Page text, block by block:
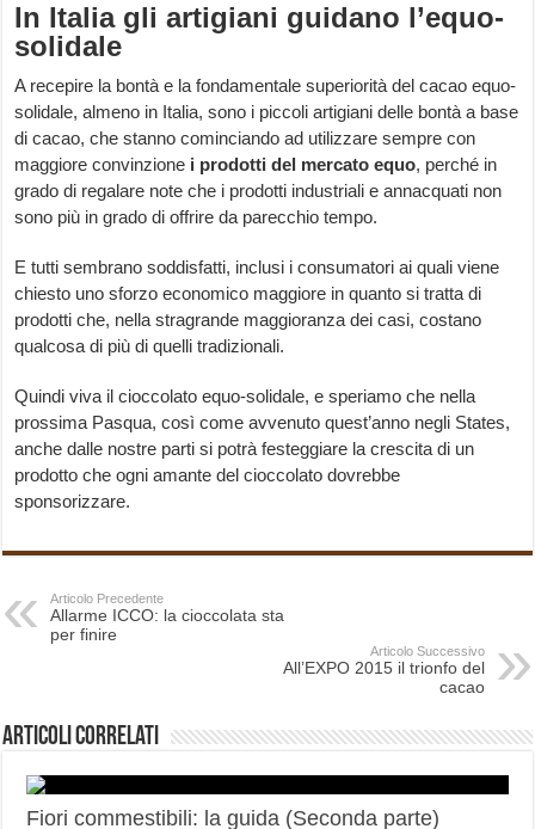
In Italia gli artigiani guidano l’equo-
solidale
A recepire la bontà e la fondamentale superiorità del cacao equo-
solidale, almeno in Italia, sono i piccoli artigiani delle bontà a base
di cacao, che stanno cominciando ad utilizzare sempre con
maggiore convinzione i prodotti del mercato equo, perché in
grado di regalare note che i prodotti industriali e annacquati non
sono più in grado di offrire da parecchio tempo.
E tutti sembrano soddisfatti, inclusi i consumatori ai quali viene
chiesto uno sforzo economico maggiore in quanto si tratta di
prodotti che, nella stragrande maggioranza dei casi, costano
qualcosa di più di quelli tradizionali.
Quindi viva il cioccolato equo-solidale, e speriamo che nella
prossima Pasqua, così come avvenuto quest’anno negli States,
anche dalle nostre parti si potrà festeggiare la crescita di un
prodotto che ogni amante del cioccolato dovrebbe
sponsorizzare.
Articolo Precedente
Allarme ICCO: la cioccolata sta
per finire
Articolo Successivo
All’EXPO 2015 il trionfo del
cacao
Articoli correlati
Fiori commestibili: la guida (Seconda parte)